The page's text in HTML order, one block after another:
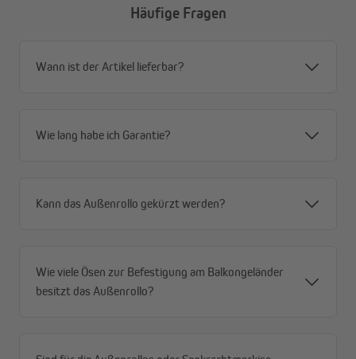
Privatsphäre mit Durchblick – tagsüber von außen
Angriffsfläche, mehr Stabilität
einsatzbereit, auch nach Regen
Hoher UV-Schutz (90 %) und UPF 50+ – zuverlässiger
Schutz vor schädlicher Strahlung
Häufige Fragen
Wann ist der Artikel lieferbar?
Wie lang habe ich Garantie?
Kann das Außenrollo gekürzt werden?
Wie viele Ösen zur Befestigung am Balkongeländer
besitzt das Außenrollo?